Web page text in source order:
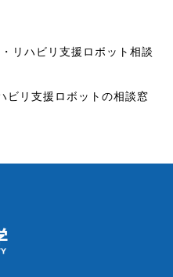
リハビリ支援ロボット相談
ビリ支援ロボットの相談窓